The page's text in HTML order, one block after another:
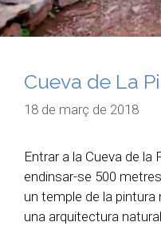
Cueva de La
18 de març de 2018
Entrar a la Cueva de la
endinsar-se 500
un temple de la
una arquitectura